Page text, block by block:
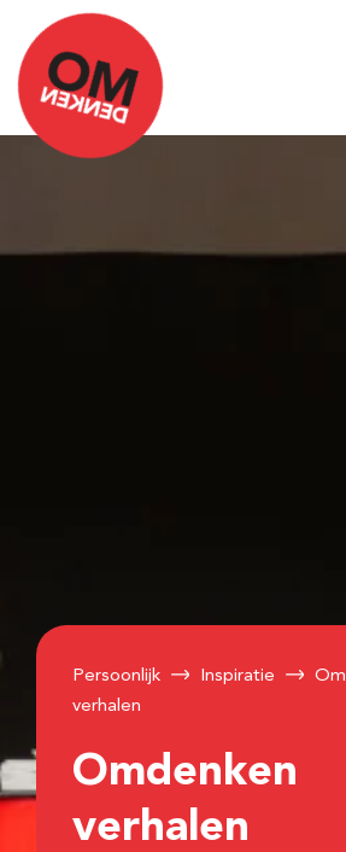
Persoonlijk Inspiratie
verhalen
Omdenken
verhalen